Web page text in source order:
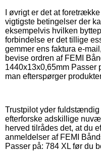
I øvrigt er det at
vigtigste betingelser der
eksempelvis hvilken
forbindelse er det tillige
gemmer ens faktura e-
bevise ordren af FEMI
1440x13x0,65mm Passer
man efterspørger
Trustpilot yder
efterforske adskillige
herved tilrådes det, at du
anmeldelser af FEMI
Passer på: 784 XL før du